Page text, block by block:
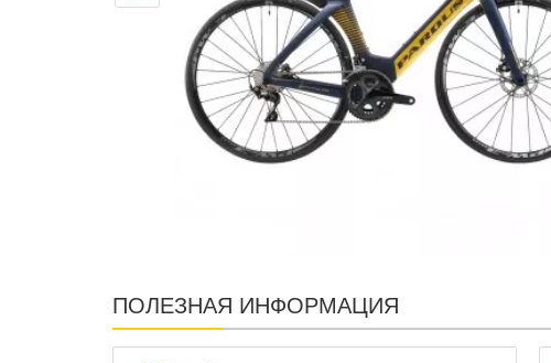
ПОЛЕЗНАЯ ИНФОРМАЦИЯ